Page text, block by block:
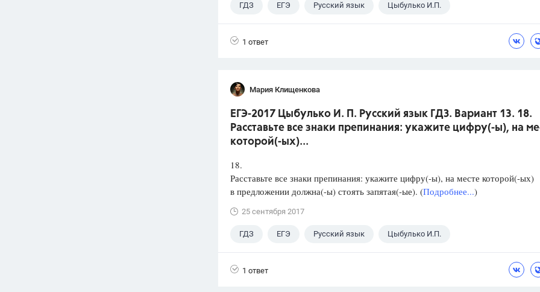
ГДЗ ЕГЭ Русский язык Цыбулько И.П.
1 ответ
Мария Клищенкова
ЕГЭ-2017 Цыбулько И. П. Русский язык ГДЗ. Вариант 13. 18.
Расставьте все знаки препинания: укажите цифру(-ы), на
которой(-ых)...
18.
Расставьте все знаки препинания: укажите цифру(-ы), на месте которой(-ых)
в предложении должна(-ы) стоять запятая(-ые). (Подробнее...)
25 сентября 2017
ГДЗ ЕГЭ Русский язык Цыбулько И.П.
1 ответ